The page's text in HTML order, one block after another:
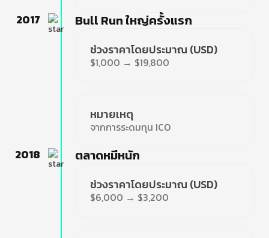
2017 Bull Run ใหญ่ครั้งแรก
ช่วงราคาโดยประมาณ (USD)
$1,000 → $19,800
หมายเหตุ
จากการระดมทุน ICO
2018 ตลาดหมีหนัก
ช่วงราคาโดยประมาณ (USD)
$6,000 → $3,200